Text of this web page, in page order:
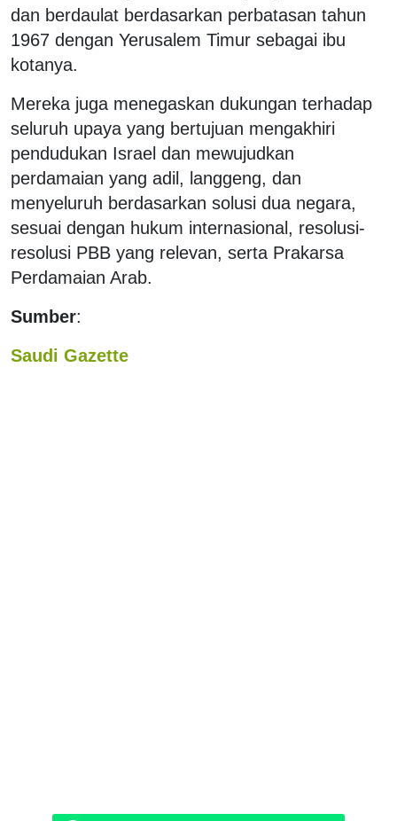
dan berdaulat berdasarkan perbatasan tahun
1967 dengan Yerusalem Timur sebagai ibu
kotanya.
Mereka juga menegaskan dukungan terhadap
seluruh upaya yang bertujuan mengakhiri
pendudukan Israel dan mewujudkan
perdamaian yang adil, langgeng, dan
menyeluruh berdasarkan solusi dua negara,
sesuai dengan hukum internasional, resolusi-
resolusi PBB yang relevan, serta Prakarsa
Perdamaian Arab.
Sumber:
Saudi Gazette